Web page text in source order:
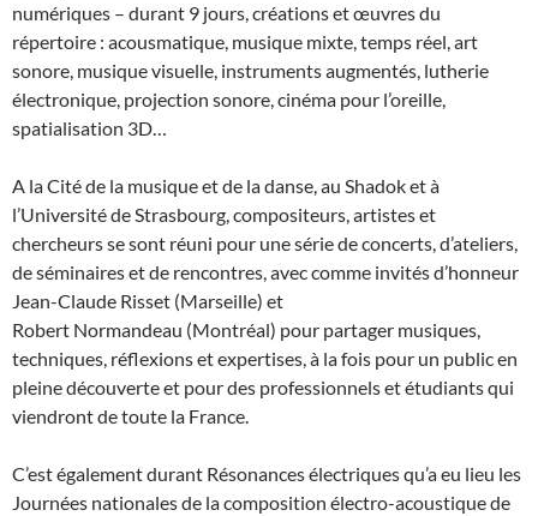
numériques – durant 9 jours, créations et œuvres du
répertoire : acousmatique, musique mixte, temps réel, art
sonore, musique visuelle, instruments augmentés, lutherie
électronique, projection sonore, cinéma pour l’oreille,
spatialisation 3D…
A la Cité de la musique et de la danse, au Shadok et à
l’Université de Strasbourg, compositeurs, artistes et
chercheurs se sont réuni pour une série de concerts, d’ateliers,
de séminaires et de rencontres, avec comme invités d’honneur
Jean-Claude Risset (Marseille) et
Robert Normandeau (Montréal) pour partager musiques,
techniques, réflexions et expertises, à la fois pour un public en
pleine découverte et pour des professionnels et étudiants qui
viendront de toute la France.
C’est également durant Résonances électriques qu’a eu lieu les
Journées nationales de la composition électro-acoustique de